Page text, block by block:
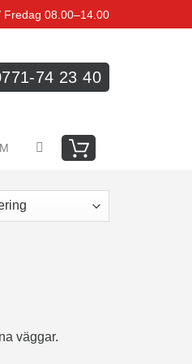
Fredag 08.00–14.00
74 23 40
väggar.